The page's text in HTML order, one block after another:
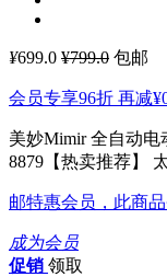
¥699.0 ¥799.0 包邮
会员专享96折 再减
美妙Mimir 全自动
8879【热卖推荐】
邮特惠会员，此商
成为会员
促销 领取